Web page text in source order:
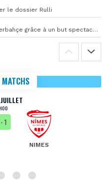
le dossier Rulli
Greenwood frappe fort avec Fenerbahçe grâce à un but spectaculaire
- 1
NIMES